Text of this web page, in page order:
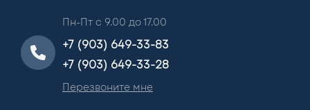
Пн-Пт с 9.00 до 17.00
+7 (903) 649-33-83
+7 (903) 649-33-28
Перезвоните мне